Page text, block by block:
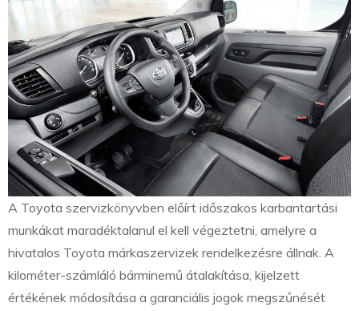
A Toyota szervizkönyvben előírt időszakos karbantartási
munkákat maradéktalanul el kell végeztetni, amelyre a
hivatalos Toyota márkaszervizek rendelkezésre állnak. A
kilométer-számláló bárminemű átalakítása, kijelzett
értékének módosítása a garanciális jogok megszűnését